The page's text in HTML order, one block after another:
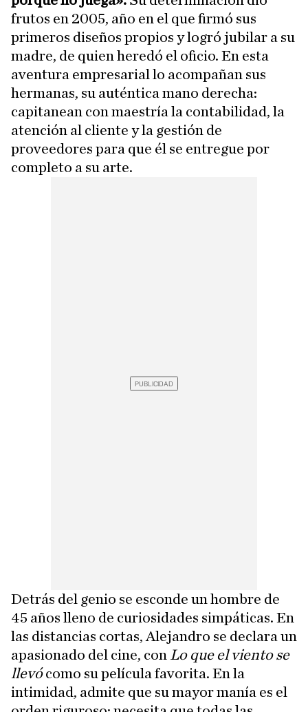
frutos en 2005, año en el que firmó sus
primeros diseños propios y logró jubilar a su
madre, de quien heredó el oficio. En esta
aventura empresarial lo acompañan sus
hermanas, su auténtica mano derecha:
capitanean con maestría la contabilidad, la
atención al cliente y la gestión de
proveedores para que él se entregue por
completo a su arte.
Detrás del genio se esconde un hombre de
45 años lleno de curiosidades simpáticas. En
las distancias cortas, Alejandro se declara un
apasionado del cine, con Lo que el viento se
llevócomo su película favorita. En la
intimidad, admite que su mayor manía es el